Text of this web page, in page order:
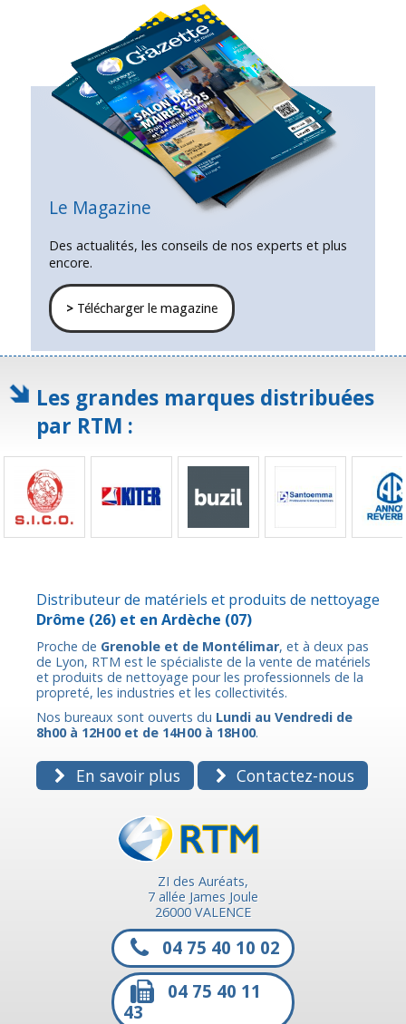
Le Magazine
Des actualités, les conseils de nos experts et plus
encore.
>Télécharger le magazine
Les grandes marques distribuées
par RTM :
Distributeur de matériels et produits de nettoyage
Drôme (26) et en Ardèche (07)
Proche de Grenoble et de Montélimar, et à deux pas
de Lyon, RTM est le spécialiste de la vente de matériels
et produits de nettoyage pour les professionnels de la
propreté, les industries et les collectivités.
Nos bureaux sont ouverts du Lundi au Vendredi de
8h00 à 12H00 et de 14H00 à 18H00.
En savoir plus Contactez-nous
ZI des Auréats,
7 allée James Joule
26000 VALENCE
04 75 40 10 02
04 75 40 11
43